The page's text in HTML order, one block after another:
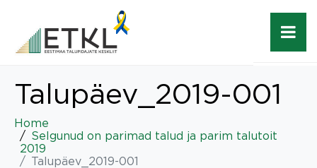
Talupäev_2019-001
Home
Selgunud on parimad talud ja parim talutoit
2019
Talupäev_2019-001